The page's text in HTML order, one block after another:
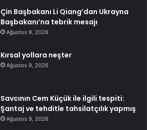
Çin Başbakanı Li Qiang’dan Ukrayna
Başbakanı’na tebrik mesajı
Ağustos 9, 2026
Kırsal yollara neşter
Ağustos 9, 2026
Savcının Cem Küçük ile ilgili tespiti:
Şantaj ve tehditle tahsilatçılık yapmış
Ağustos 9, 2026